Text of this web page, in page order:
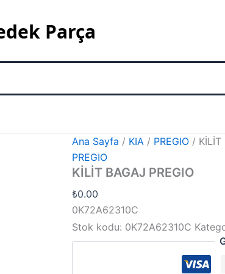
Parça
Ana Sayfa / KIA / PREGIO / KİLİT
PREGIO
KİLİT BAGAJ PREGIO
₺0.00
0K72A62310C
Stok kodu: 0K72A62310C